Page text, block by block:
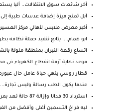
آخر شائعات سوق الانتقالات.. ألبا
آبل تمنح ميزة إضافة عدسات طبية
أكبر معرض ملابس لأهالي مركز
ابو همام.... يتابع تنفيذ حملة نظافه
اتساع رقعة النيران بمنطقة ملولة
موعد نهاية أزمة انقطاع الكهرباء في
قطار روسي ينهي حياة عامل حال
عندما يكون الطب رسالة وليس
استرداد 30 فدانا وإزالة 87 حالة تعد بمراكز المنيا
ليه فراخ التسمين أغلى وأفضل من